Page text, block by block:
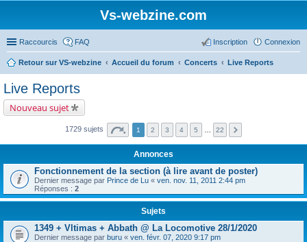
Vs-webzine.com
Raccourcis FAQ Connexion
Inscription
Retour sur VS-webzine Accueil du forum Concerts Live Reports
Live Reports
Nouveau sujet
1729 sujets 1 2 3 4 5 22
Annonces
Fonctionnement de la section (à lire avant de poster)
Dernier message par Prince de Lu « ven. nov. 11, 2011 2:44 pm
Réponses : 2
Sujets
1349 + Vltimas + Abbath @ La Locomotive 28/1/2020
Dernier message par buru « ven. févr. 07, 2020 9:17 pm